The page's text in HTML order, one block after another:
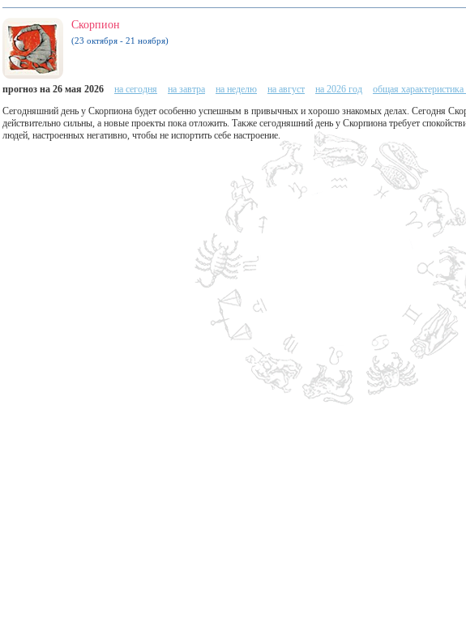
Скорпион
(23 октября - 21 ноября)
прогноз на 26 мая 2026 на сегодня на завтра на неделю на август на 2026 год
общая характеристика
Сегодняшний день у Скорпиона будет особенно успешным в привычных и хорошо знакомых делах. Сегодня
действительно сильны, а новые проекты пока отложить. Также сегодняшний день у Скорпиона требует
людей, настроенных негативно, чтобы не испортить себе настроение.